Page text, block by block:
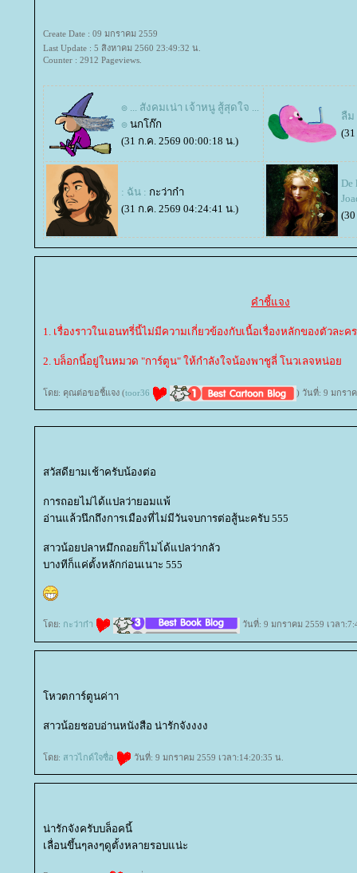
Create Date : 09 มกราคม 2559
Last Update : 5 สิงหาคม 2560 23:49:32 น.
Counter : 2912 Pageviews.
๏ ... สังคมเน่า เจ้าหนู สู้สุดใจ ...
๏ นกโก๊ก
(31 ก.ค. 2569 00:00:18 น.)
ลืม
: ฉัน : กะว่าก๋า
(31 ก.ค. 2569 04:24:41 น.)
De
คำชี้แจง
1. เรื่องราวในเอนทรี่นี้ไม่มีความเกี่ยวข้องกับเนื้อเรื่องหลักของตัวละค
2. บล็อกนี้อยู่ในหมวด "การ์ตูน" ให้กำลังใจน้องพาชูลี่ โนวเลจหน่อ
ดย: คุณต่อขอชี้แจง (toor36 ) วันที่: 9 มกรา
สวัสดียามเช้าครับน้องต่อ
การถอยไม่ได้แปลว่ายอมแพ้
อ่านแล้วนึกถึงการเมืองที่ไม่มีวันจบการต่อสู้นะครับ 555
สาวน้อยปลาหมึกถอยก็ไมไ่ด้แปลว่ากลัว
บางทีก็แค่ตั้งหลักก่อนเนาะ 555
ดย: กะว่าก๋า วันที่: 9 มกราคม 2559 เวลา
หวตการ์ตูนค่าา
สาวน้อยชอบอ่านหนังสือ น่ารักจังงงง
ดย: สาวไกด์ใจซื่อ วันที่: 9 มกราคม 2559 เวลา:14:20:35 น.
น่ารักจังครับบล็อคนี้
เลื่อนขึ้นๆลงๆดูตั้งหลายรอบแน่ะ